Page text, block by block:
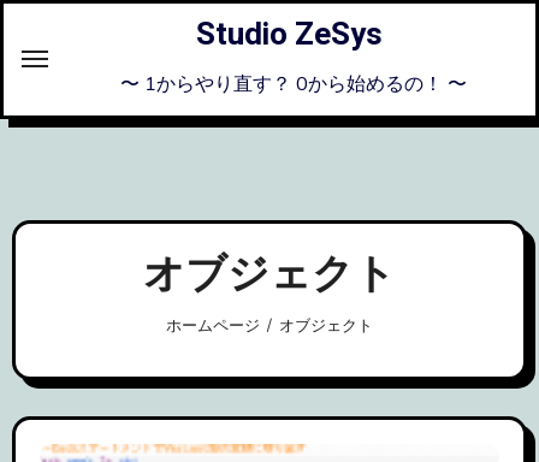
ス
Studio ZeSys
〜 1からやり直す？ 0から始めるの！ 〜
オブジェクト
ホームページ オブジェクト